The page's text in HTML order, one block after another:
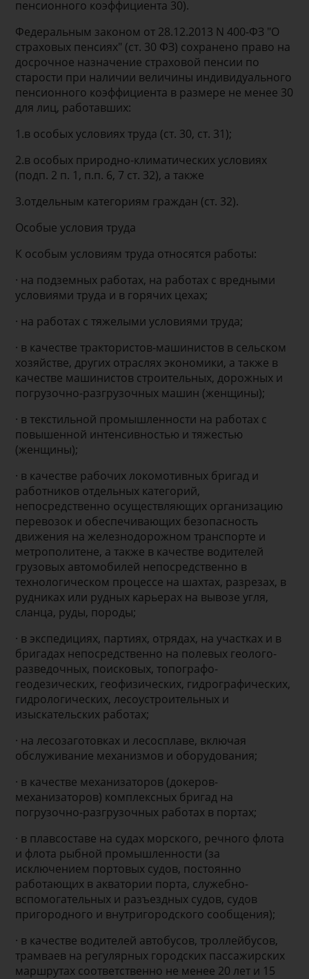
пенсионного коэффициента 30).
Федеральным законом от 28.12.2013 N 400-ФЗ "О
страховых пенсиях" (ст. 30 ФЗ) сохранено право на
досрочное назначение страховой пенсии по
старости при наличии величины индивидуального
пенсионного коэффициента в размере не менее 30
для лиц, работавших:
1.в особых условиях труда (ст. 30, ст. 31);
2.в особых природно-климатических условиях
(подп. 2 п. 1, п.п. 6, 7 ст. 32), а также
3.отдельным категориям граждан (ст. 32).
Особые условия труда
К особым условиям труда относятся работы:
· на подземных работах, на работах с вредными
условиями труда и в горячих цехах;
· на работах с тяжелыми условиями труда;
· в качестве трактористов-машинистов в сельском
хозяйстве, других отраслях экономики, а также в
качестве машинистов строительных, дорожных и
погрузочно-разгрузочных машин (женщины);
· в текстильной промышленности на работах с
повышенной интенсивностью и тяжестью
(женщины);
· в качестве рабочих локомотивных бригад и
работников отдельных категорий,
непосредственно осуществляющих организацию
перевозок и обеспечивающих безопасность
движения на железнодорожном транспорте и
метрополитене, а также в качестве водителей
грузовых автомобилей непосредственно в
технологическом процессе на шахтах, разрезах, в
рудниках или рудных карьерах на вывозе угля,
сланца, руды, породы;
· в экспедициях, партиях, отрядах, на участках и в
бригадах непосредственно на полевых геолого-
разведочных, поисковых, топографо-
геодезических, геофизических, гидрографических,
гидрологических, лесоустроительных и
изыскательских работах;
· на лесозаготовках и лесосплаве, включая
обслуживание механизмов и оборудования;
· в качестве механизаторов (докеров-
механизаторов) комплексных бригад на
погрузочно-разгрузочных работах в портах;
· в плавсоставе на судах морского, речного флота
и флота рыбной промышленности (за
исключением портовых судов, постоянно
работающих в акватории порта, служебно-
вспомогательных и разъездных судов, судов
пригородного и внутригородского сообщения);
· в качестве водителей автобусов, троллейбусов,
трамваев на регулярных городских пассажирских
маршрутах соответственно не менее 20 лет и 15